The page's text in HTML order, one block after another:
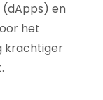
en
het
krachtiger